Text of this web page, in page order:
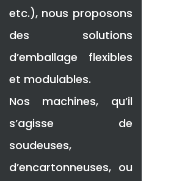
etc.), nous proposons
des solutions
d’emballage flexibles
et modulables.
Nos machines, qu’il
s’agisse de
soudeuses,
d’encartonneuses, ou